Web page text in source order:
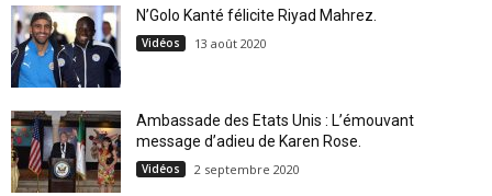
N’Golo Kanté félicite Riyad Mahrez.
Vidéos 13 août 2020
Ambassade des Etats Unis : L’émouvant
message d’adieu de Karen Rose.
Vidéos 2 septembre 2020